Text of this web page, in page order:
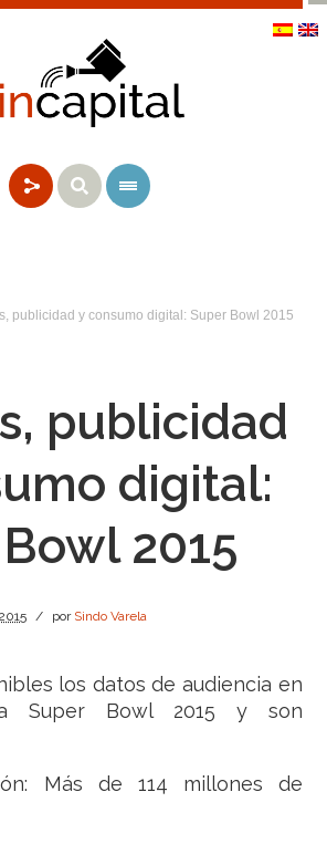
publicidad y consumo digital: Super Bowl 2015
publicidad
digital:
2015
2015 / por Sindo Varela
los datos de audiencia en
Super Bowl 2015 y son
Más de 114 millones de